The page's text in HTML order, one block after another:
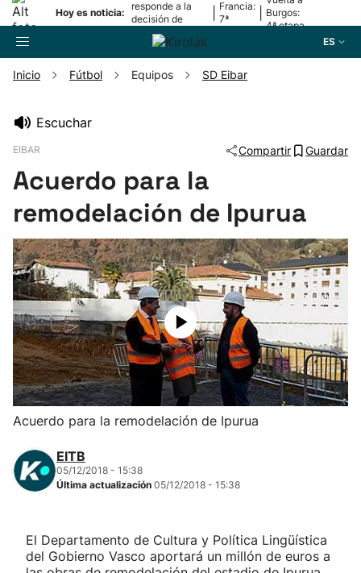
Hoy es noticia:
responde a la
decisión de
Oriamendi
Francia:
7ª
Burgos:
4ª etapa
ES
Pelota
Remo
Baloncesto
Ciclismo
Herri-kirolak
Balonmano
Kirolak 360
Carreras de montaña
Inicio Fútbol Equipos SD Eibar
Escuchar
EIBAR Compartir Guardar
Acuerdo para la
remodelación de Ipurua
Acuerdo para la remodelación de Ipurua
EITB
05/12/2018 - 15:38
Última actualización 05/12/2018 - 15:38
El Departamento de Cultura y Política Lingüística
del Gobierno Vasco aportará un millón de euros a